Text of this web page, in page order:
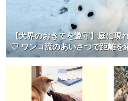
【犬界のおきてを遵守】庭に現
♡ ワンコ流のあいさつで距離を